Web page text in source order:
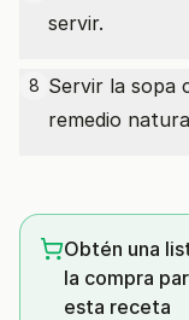
servir.
8 Servir la sopa
remedio
Obtén una
la compra
esta receta